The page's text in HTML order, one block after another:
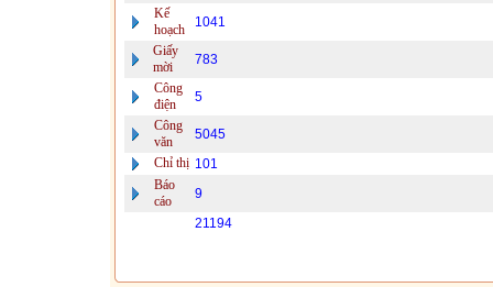
Kế
hoạch
1041
Giấy
mời
783
Công
điện
5
Công
văn
5045
Chỉ thị 101
Báo
cáo
9
21194